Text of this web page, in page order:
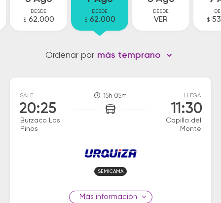
DESDE
$ 62.000
DESDE
$ 62.000
DESDE
VER $
Ordenar por más temprano
SALE
20:25
Burzaco Los
Pinos
15h 05m LLEGA
11:30
Capilla del
Monte
SEMICAMA
información